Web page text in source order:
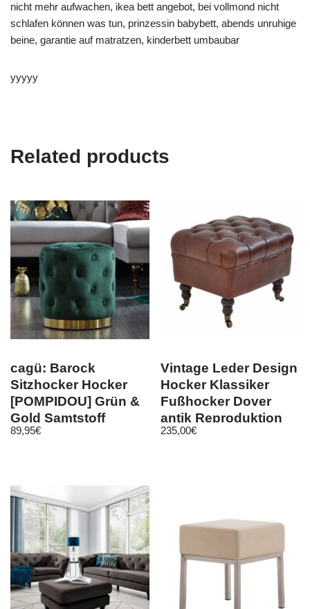
nicht mehr aufwachen, ikea bett angebot, bei vollmond nicht
schlafen können was tun, prinzessin babybett, abends unruhige
beine, garantie auf matratzen, kinderbett umbaubar
yyyyy
Related products
cagü: Barock
Sitzhocker Hocker
[POMPIDOU] Grün &
Gold Samtstoff
Gesteppt 36cm x
89,95€
Vintage Leder Design
Hocker Klassiker
Fußhocker Dover
antik Reproduktion
1056ST
235,00€